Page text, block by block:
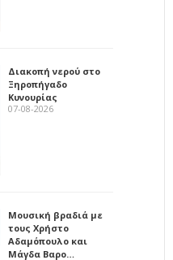
Διακοπή νερού στο
Ξηροπήγαδο
Κυνουρίας
07-08-2026
Μουσική βραδιά με
τους Χρήστο
Αδαμόπουλο και
Μάγδα Βαρο…